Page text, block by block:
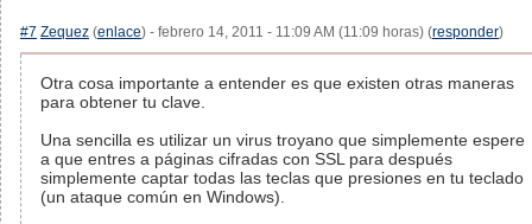
#7 Zequez (enlace) - febrero 14, 2011 - 11:09 AM (11:09 horas) (responder)
Otra cosa importante a entender es que existen otras maneras
para obtener tu clave.
Una sencilla es utilizar un virus troyano que simplemente espere
a que entres a páginas cifradas con SSL para después
simplemente captar todas las teclas que presiones en tu teclado
(un ataque común en Windows).